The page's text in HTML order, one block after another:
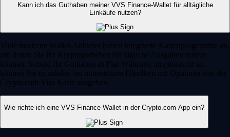
Kann ich das Guthaben meiner VVS Finance-Wallet für alltägliche
Einkäufe nutzen?
Viele moderne Wallet-Anbieter bieten integrierte Kartenprogramme an,
mit denen Sie Ihr Kryptoguthaben für tägliche Ausgaben nutzen
können. Sobald Ihr Guthaben in Fiat-Währung umgetauscht ist,
können Sie es nahtlos bei unterstützen Händlern mit Optionen wie der
Crypto.com Visa Karte ausgeben.
Wie richte ich eine VVS Finance-Wallet in der Crypto.com App ein?